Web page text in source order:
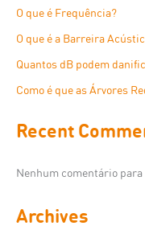
O que é Frequência?
O que é a Barreira
Quantos dB podem
Como é que as Árvores
Recent
Nenhum comentário
Archives